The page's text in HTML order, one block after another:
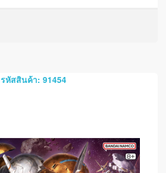
รหัสสินค้า: 91454